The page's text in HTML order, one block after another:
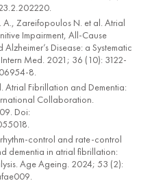
A., Zareifopoulos N. et al. Atrial
Impairment, All-Cause
Disease: a Systematic
Med. 2021; 36 (10): 3122-
8.
Atrial Fibrillation and Dementia:
Collaboration.
Doi:
rhythm-control and rate-control
dementia in atrial fibrillation:
Age Ageing. 2024; 53 (2):